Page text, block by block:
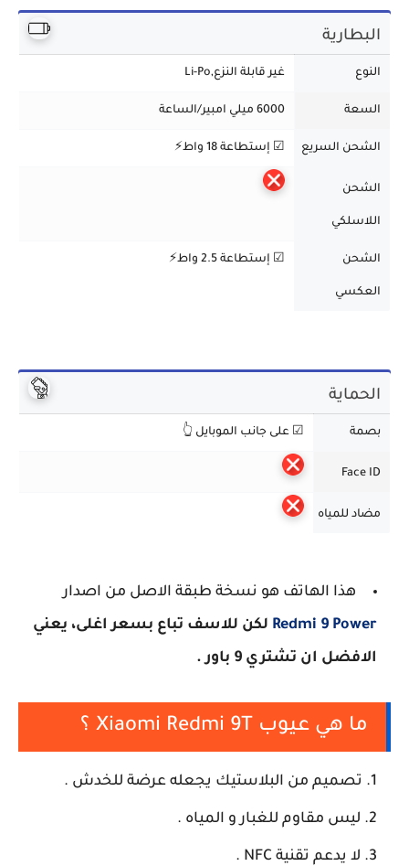
البطارية
النوع غير قابلة النزع,Li-Po
السعة 6000 ميلي امبير/الساعة
الشحن السريع ☑ إستطاعة 18 واط⚡
الشحن
اللاسلكي
الشحن
العكسي
☑ إستطاعة 2.5 واط⚡
الحماية
بصمة ☑ على جانب الموبايل 👆
Face ID
مضاد للمياه
هذا الهاتف هو نسخة طبقة الاصل من اصدار
Redmi 9 Power لكن للاسف تباع بسعر اغلى، يعني
الافضل ان تشتري 9 باور .
ما هي عيوب Xiaomi Redmi 9T ؟
تصميم من البلاستيك يجعله عرضة للخدش .
ليس مقاوم للغبار و المياه .
لا يدعم تقنية NFC .